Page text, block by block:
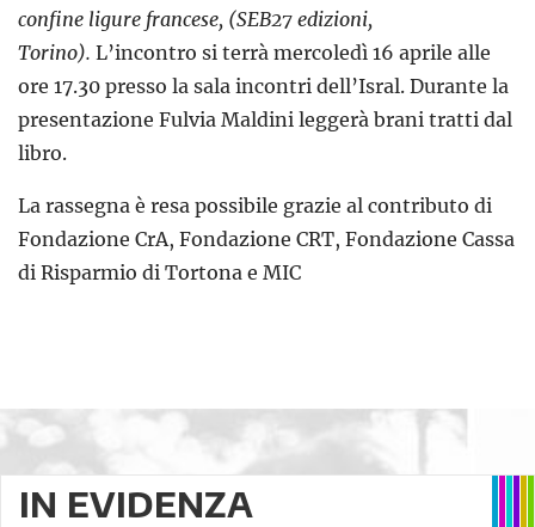
confine ligure francese, (SEB27 edizioni,
Torino). L’incontro si terrà mercoledì 16 aprile alle
ore 17.30 presso la sala incontri dell’Isral. Durante la
presentazione Fulvia Maldini leggerà brani tratti dal
libro.
La rassegna è resa possibile grazie al contributo di
Fondazione CrA, Fondazione CRT, Fondazione Cassa
di Risparmio di Tortona e MIC
IN EVIDENZA